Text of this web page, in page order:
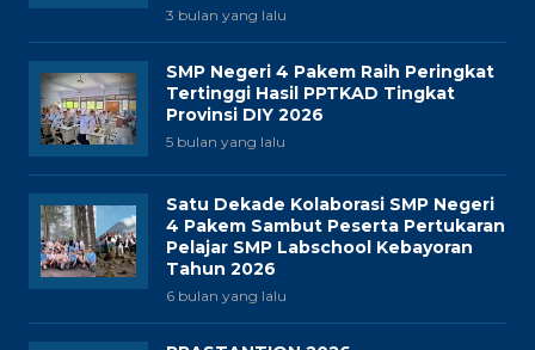
3 bulan yang lalu
SMP Negeri 4 Pakem Raih Peringkat
Tertinggi Hasil PPTKAD Tingkat
Provinsi DIY 2026
5 bulan yang lalu
Satu Dekade Kolaborasi SMP Negeri
4 Pakem Sambut Peserta Pertukaran
Pelajar SMP Labschool Kebayoran
Tahun 2026
6 bulan yang lalu